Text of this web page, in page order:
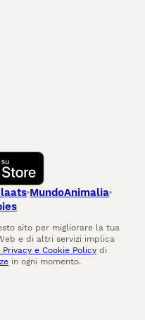
MundoAnimalia
sito per migliorare la tua
e di altri servizi implica
Privacy e Cookie Policy di
in ogni momento.